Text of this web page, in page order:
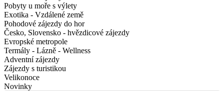
Pobyty u moře s výlety
Exotika - Vzdálené země
Pohodové zájezdy do hor
Česko, Slovensko - hvězdicové zájezdy
Evropské metropole
Termály - Lázně - Wellness
Adventní zájezdy
Zájezdy s turistikou
Velikonoce
Novinky